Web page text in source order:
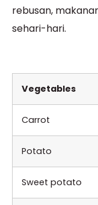
rebusan,
sehari-hari.
Vegetables
Carrot
Potato
Sweet potato